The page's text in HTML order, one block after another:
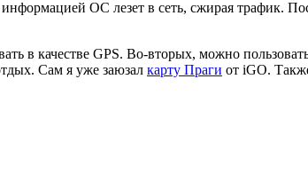
ОС лезет в сеть, сжирая трафик.
в качестве GPS. Во-вторых, можно
Сам я уже заюзал карту Праги от iGO.